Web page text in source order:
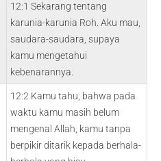
12:1 Sekarang tentang
karunia-karunia Roh. Aku mau,
saudara-saudara, supaya
kamu mengetahui
kebenarannya.
12:2 Kamu tahu, bahwa pada
waktu kamu masih belum
mengenal Allah, kamu tanpa
berpikir ditarik kepada berhala-